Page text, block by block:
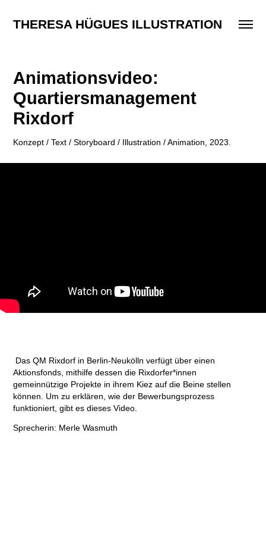
THERESA HÜGUES ILLUSTRATION
Animationsvideo:
Quartiersmanagement
Rixdorf
Konzept / Text / Storyboard / Illustration / Animation, 2023.
Das QM Rixdorf in Berlin-Neukölln verfügt über einen
Aktionsfonds, mithilfe dessen die Rixdorfer*innen
gemeinnützige Projekte in ihrem Kiez auf die Beine stellen
können. Um zu erklären, wie der Bewerbungsprozess
funktioniert, gibt es dieses Video.
Sprecherin: Merle Wasmuth